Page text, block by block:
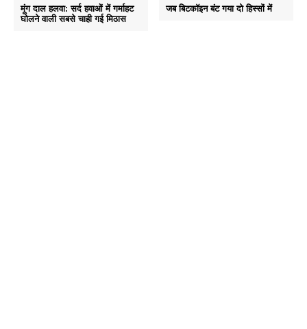
मूंग दाल हलवा: सर्द हवाओं में गर्माहट
घोलने वाली सबसे चाही गई मिठास
जब बिटकॉइन बंट गया दो हिस्सों में